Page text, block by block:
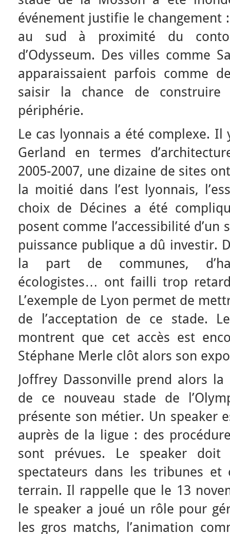
événement justifie le changement
au sud à proximité du
d’Odysseum. Des villes comme
apparaissaient parfois comme
saisir la chance de
périphérie.
Le cas lyonnais a été complexe.
Gerland en termes
2005-2007, une dizaine de sites
la moitié dans l’est lyonnais,
choix de Décines a été
posent comme l’accessibilité
puissance publique a dû investir.
la part de communes,
écologistes… ont failli trop
L’exemple de Lyon permet de
de l’acceptation de ce stade.
montrent que cet accès est
Stéphane Merle clôt alors son
Joffrey Dassonville prend alors
de ce nouveau stade de
présente son métier. Un speaker
auprès de la ligue : des
sont prévues. Le speaker
spectateurs dans les tribunes et
terrain. Il rappelle que le 13
le speaker a joué un rôle pour
les gros matchs, l’animation